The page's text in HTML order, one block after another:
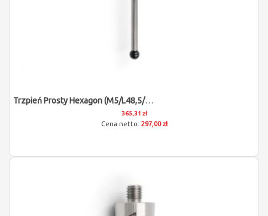
Trzpień Prosty Hexagon (M5/L48,5/D3)
365,31 zł
297,00 zł